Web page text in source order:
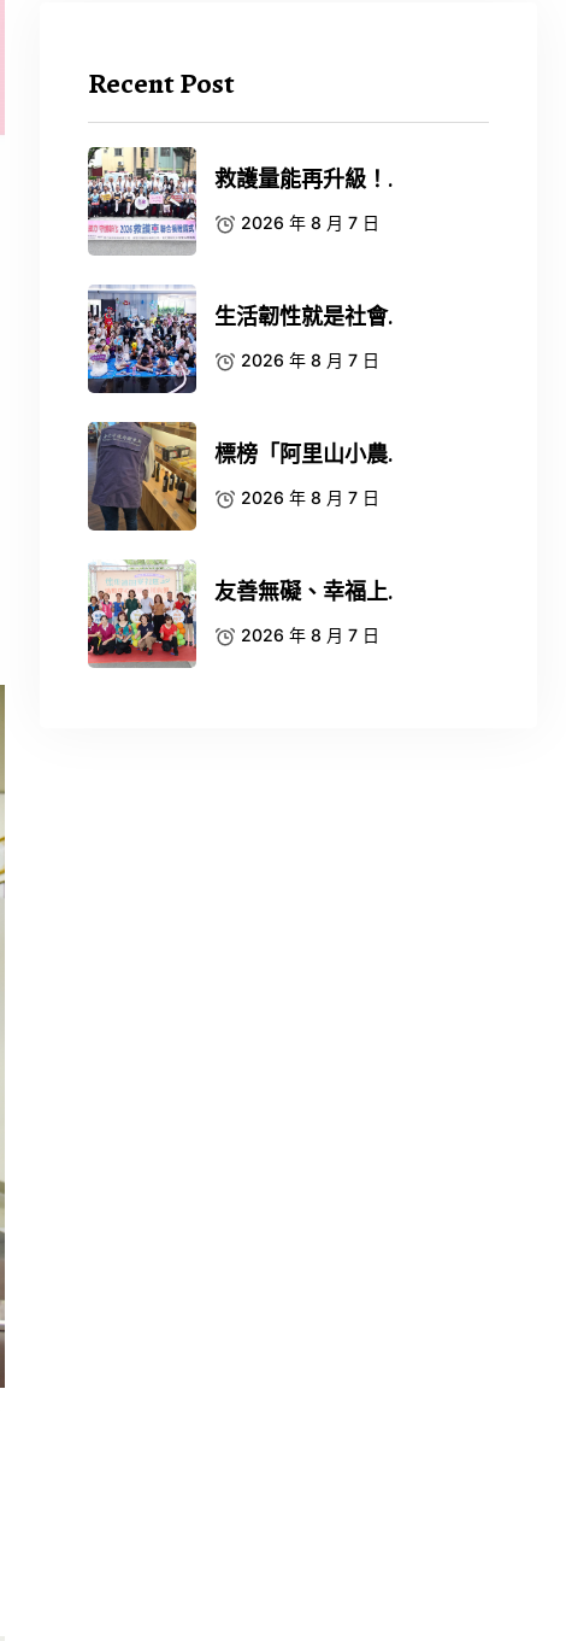
Recent Post
救護量能再升級！.
2026 年 8 月 7 日
生活韌性就是社會.
2026 年 8 月 7 日
標榜「阿里山小農.
2026 年 8 月 7 日
友善無礙、幸福上.
2026 年 8 月 7 日